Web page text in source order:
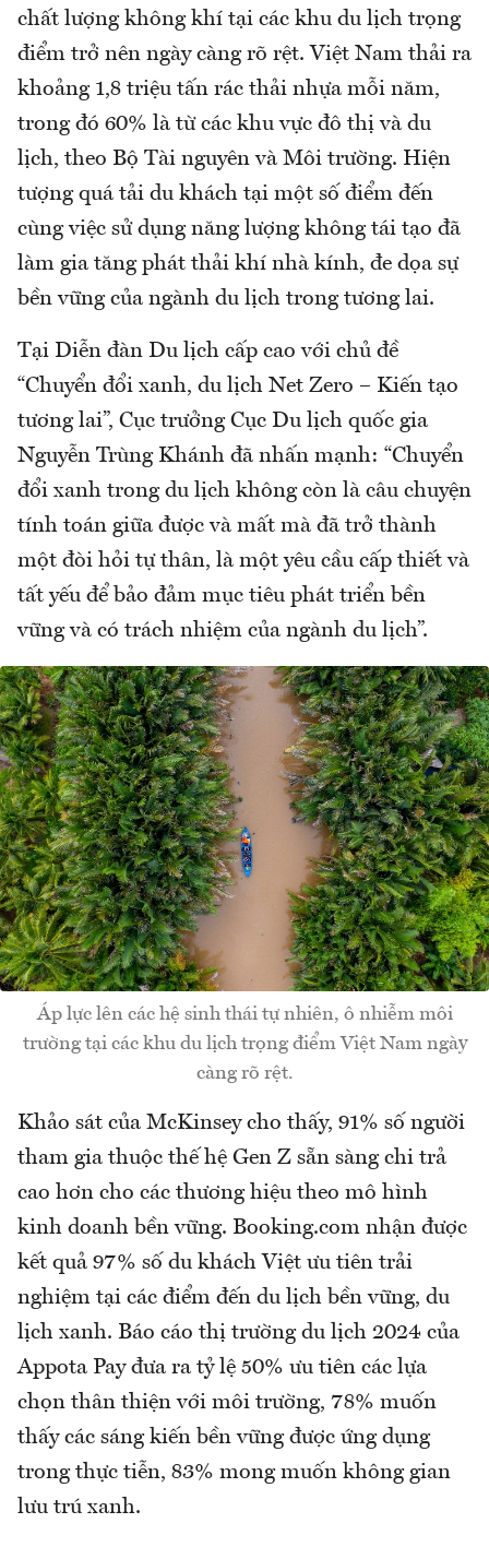
chất lượng không khí tại các khu du lịch trọng
điểm trở nên ngày càng rõ rệt. Việt Nam thải ra
khoảng 1,8 triệu tấn rác thải nhựa mỗi năm,
trong đó 60% là từ các khu vực đô thị và du
lịch, theo Bộ Tài nguyên và Môi trường. Hiện
tượng quá tải du khách tại một số điểm đến
cùng việc sử dụng năng lượng không tái tạo đã
làm gia tăng phát thải khí nhà kính, đe dọa sự
bền vững của ngành du lịch trong tương lai.
Tại Diễn đàn Du lịch cấp cao với chủ đề
“Chuyển đổi xanh, du lịch Net Zero – Kiến tạo
tương lai”, Cục trưởng Cục Du lịch quốc gia
Nguyễn Trùng Khánh đã nhấn mạnh: “Chuyển
đổi xanh trong du lịch không còn là câu chuyện
tính toán giữa được và mất mà đã trở thành
một đòi hỏi tự thân, là một yêu cầu cấp thiết và
tất yếu để bảo đảm mục tiêu phát triển bền
vững và có trách nhiệm của ngành du lịch”.
Áp lực lên các hệ sinh thái tự nhiên, ô nhiễm môi
trường tại các khu du lịch trọng điểm Việt Nam ngày
càng rõ rệt.
Khảo sát của McKinsey cho thấy, 91% số người
tham gia thuộc thế hệ Gen Z sẵn sàng chi trả
cao hơn cho các thương hiệu theo mô hình
kinh doanh bền vững. Booking.com nhận được
kết quả 97% số du khách Việt ưu tiên trải
nghiệm tại các điểm đến du lịch bền vững, du
lịch xanh. Báo cáo thị trường du lịch 2024 của
Appota Pay đưa ra tỷ lệ 50% ưu tiên các lựa
chọn thân thiện với môi trường, 78% muốn
thấy các sáng kiến bền vững được ứng dụng
trong thực tiễn, 83% mong muốn không gian
lưu trú xanh.